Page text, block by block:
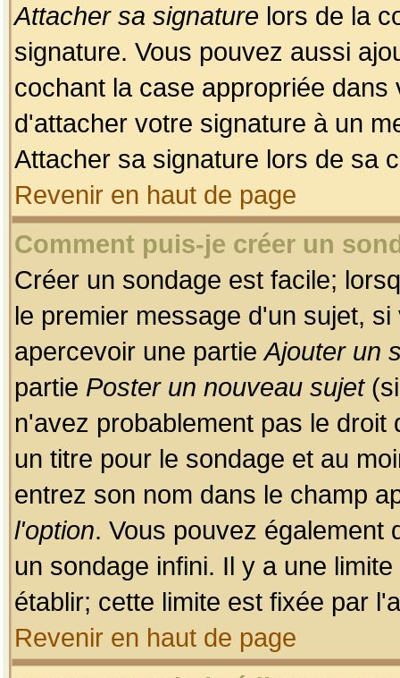
Attacher sa signature lors de la
signature. Vous pouvez aussi
cochant la case appropriée
d'attacher votre signature à un
Attacher sa signature lors de sa
Revenir en haut de page
Comment puis-je créer un
Créer un sondage est facile;
le premier message d'un sujet,
apercevoir une partieAjouter un
partie Poster un nouveau sujet(si
n'avez probablement pas le
un titre pour le sondage et au
entrez son nom dans le champ
l'option. Vous pouvez également
un sondage infini. Il y a une
établir; cette limite est fixée par
Revenir en haut de page